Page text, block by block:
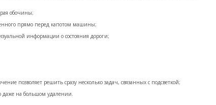
обочины;
прямо перед капотом машины;
информации о состояния дороги;
позволяет решить сразу несколько задач, связанных с подсветкой;
даже на большом удалении.